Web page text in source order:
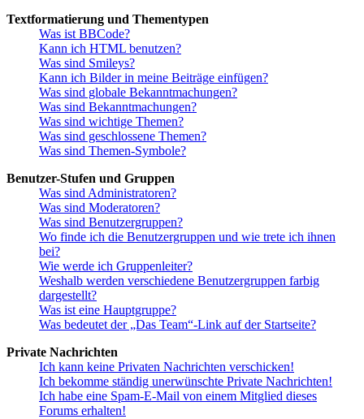
Textformatierung und Thementypen
Was ist BBCode?
Kann ich HTML benutzen?
Was sind Smileys?
Kann ich Bilder in meine Beiträge einfügen?
Was sind globale Bekanntmachungen?
Was sind Bekanntmachungen?
Was sind wichtige Themen?
Was sind geschlossene Themen?
Was sind Themen-Symbole?
Benutzer-Stufen und Gruppen
Was sind Administratoren?
Was sind Moderatoren?
Was sind Benutzergruppen?
Wo finde ich die Benutzergruppen und wie trete ich ihnen
bei?
Wie werde ich Gruppenleiter?
Weshalb werden verschiedene Benutzergruppen farbig
dargestellt?
Was ist eine Hauptgruppe?
Was bedeutet der „Das Team“-Link auf der Startseite?
Private Nachrichten
Ich kann keine Privaten Nachrichten verschicken!
Ich bekomme ständig unerwünschte Private Nachrichten!
Ich habe eine Spam-E-Mail von einem Mitglied dieses
Forums erhalten!